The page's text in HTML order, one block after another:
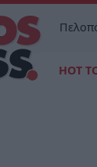
HOT